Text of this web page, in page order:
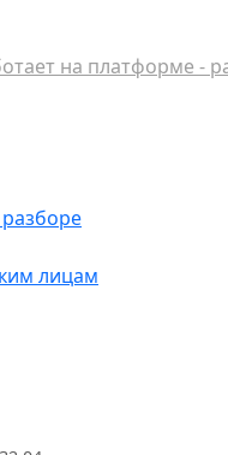
на платформе -
лицам